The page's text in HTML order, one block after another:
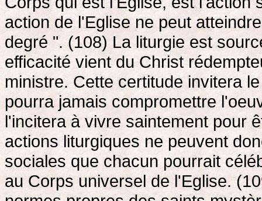
action de l'Eglise ne peut
degré ". (108) La liturgie est
efficacité vient du Christ
ministre. Cette certitude invitera
pourra jamais compromettre
l'incitera à vivre saintement pour
actions liturgiques ne peuvent
sociales que chacun pourrait
au Corps universel de l'Eglise.